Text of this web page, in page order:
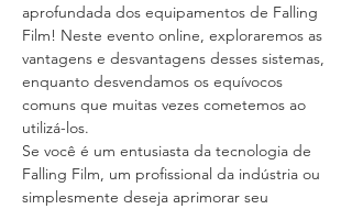
aprofundada dos equipamentos de Falling
Film! Neste evento online, exploraremos as
vantagens e desvantagens desses sistemas,
enquanto desvendamos os equívocos
comuns que muitas vezes cometemos ao
utilizá-los.
Se você é um entusiasta da tecnologia de
Falling Film, um profissional da indústria ou
simplesmente deseja aprimorar seu